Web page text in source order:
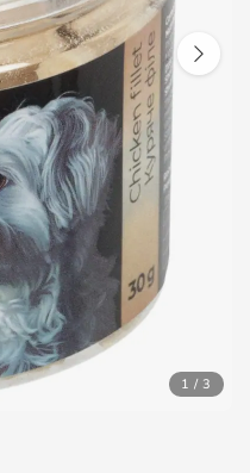
1 / 3